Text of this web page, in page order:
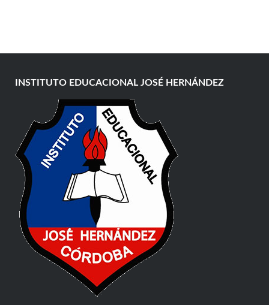
INSTITUTO EDUCACIONAL JOSÉ HERNÁNDEZ